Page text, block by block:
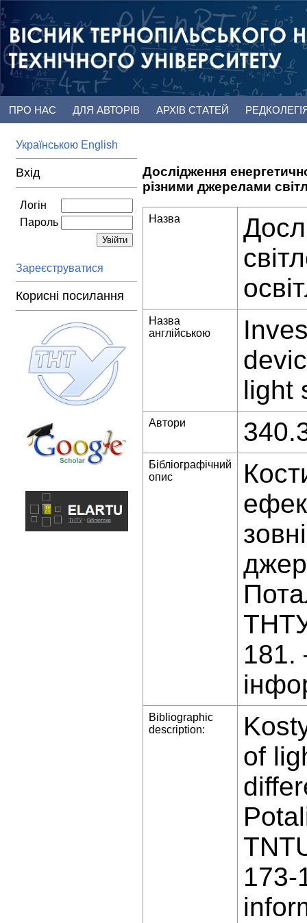
ПРО НАС ДЛЯ АВТОРІВ АРХІВ СТАТЕЙ
Українською English
Вхід
Логін
Пароль
Зареєструватися
Корисні посилання
Дослідження
різними джерелами
Назва
Назва
англійською
light
Автори
Бібліографічний
опис
181.
Bibliographic
description:
of